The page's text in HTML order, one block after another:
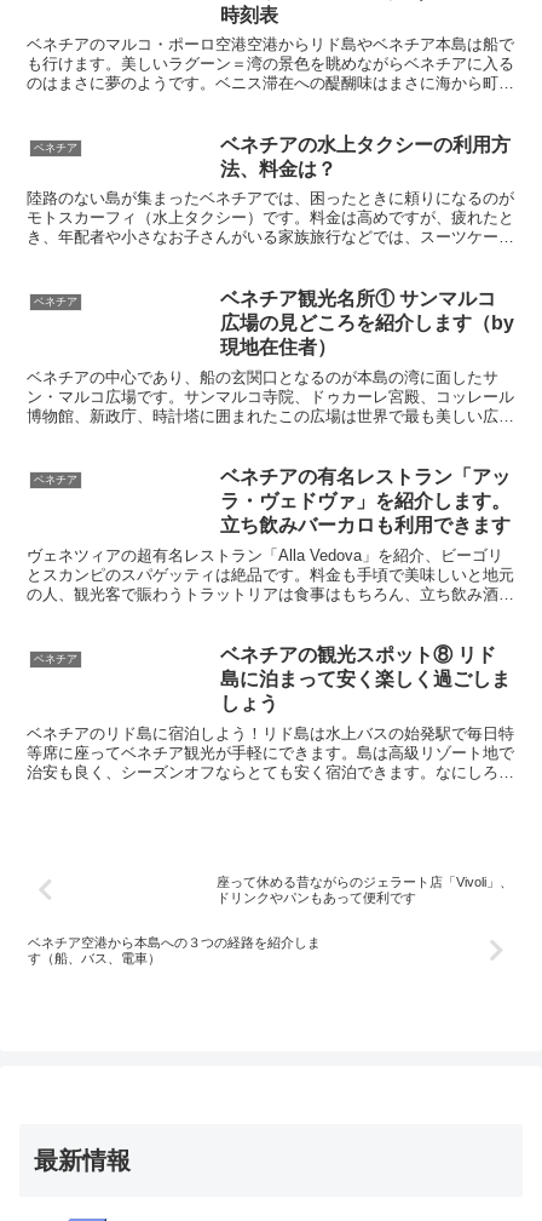
時刻表
ベネチアのマルコ・ポーロ空港空港からリド島やベネチア本島は船で
も行けます。美しいラグーン＝湾の景色を眺めながらベネチアに入る
のはまさに夢のようです。ベニス滞在への醍醐味はまさに海から町に
ベネチア
ベネチアの水上タクシーの利用方
法、料金は？
陸路のない島が集まったベネチアでは、困ったときに頼りになるのが
モトスカーフィ（水上タクシー）です。料金は高めですが、疲れたと
き、年配者や小さなお子さんがいる家族旅行などでは、スーツケース
す。
ベネチア
ベネチア観光名所① サンマルコ
広場の見どころを紹介します（by
現地在住者）
ベネチアの中心であり、船の玄関口となるのが本島の湾に面したサ
ン・マルコ広場です。サンマルコ寺院、ドゥカーレ宮殿、コッレール
博物館、新政庁、時計塔に囲まれたこの広場は世界で最も美しい広場
ベネチア
ベネチアの有名レストラン「アッ
ラ・ヴェドヴァ」を紹介します。
立ち飲みバーカロも利用できます
ヴェネツィアの超有名レストラン「Alla Vedova」を紹介、ビーゴリ
とスカンピのスパゲッティは絶品です。料金も手頃で美味しいと地元
の人、観光客で賑わうトラットリアは食事はもちろん、立ち飲み酒屋
ベネチア
ベネチアの観光スポット⑧ リド
島に泊まって安く楽しく過ごしま
しょう
ベネチアのリド島に宿泊しよう！リド島は水上バスの始発駅で毎日特
等席に座ってベネチア観光が手軽にできます。島は高級リゾート地で
治安も良く、シーズンオフならとても安く宿泊できます。なにしろ素
座って休める昔ながらのジェラート店「Vivoli」、
ドリンクやパンもあって便利です
ベネチア空港から本島への３つの経路を紹介しま
す（船、バス、電車）
最新情報